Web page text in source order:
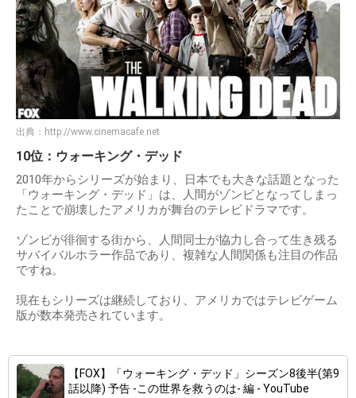
出典： http://www.cinemacafe.net
10位：ウォーキング・デッド
2010年からシリーズが始まり、日本でも大きな話題となった
「ウォーキング・デッド」は、人間がゾンビとなってしまっ
たことで崩壊したアメリカが舞台のテレビドラマです。
ゾンビが徘徊する街から、人間同士が協力し合って生き残る
サバイバルホラー作品であり、複雑な人間関係も注目の作品
ですね。
現在もシリーズは継続しており、アメリカではテレビゲーム
版が数本発売されています。
【FOX】「ウォーキング・デッド」シーズン8後半(第9
話以降) 予告 -この世界を救うのは- 編 - YouTube